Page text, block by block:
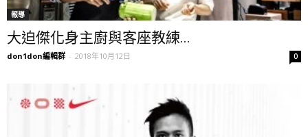
報導
大迫傑化身主廚與客座教練...
don1don編輯群 - 2018年10月12日 0